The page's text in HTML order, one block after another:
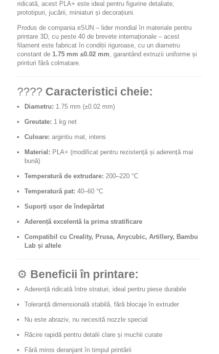
ridicată, acest PLA+ este ideal pentru figurine detaliate,
prototipuri, jucării, miniaturi și decorațiuni.
Produs de compania eSUN – lider mondial în materiale pentru
printare 3D, cu peste 40 de brevete internaționale – acest
filament este fabricat în condiții riguroase, cu un diametru
constant de 1.75 mm ±0.02 mm, garantând extruzii uniforme și
printuri fără colmatare.
???? Caracteristici cheie:
Diametru: 1.75 mm (±0.02 mm)
Greutate: 1 kg net
Culoare: argintiu mat, intens
Material: PLA+ (modificat pentru rezistență și aderență mai
bună)
Temperatură de extrudare: 200–220 °C
Temperatură pat: 40–60 °C
Suporți ușor de îndepărtat
Aderență excelentă la prima stratificare
Compatibil cu Creality, Prusa, Anycubic, Artillery, Bambu
Lab și altele
⚙️ Beneficii în printare:
Aderență ridicată între straturi, ideal pentru piese durabile
Toleranță dimensională stabilă, fără blocaje în extruder
Nu este abraziv, nu necesită nozzle special
Răcire rapidă pentru detalii clare și muchii curate
Fără miros deranjant în timpul printării